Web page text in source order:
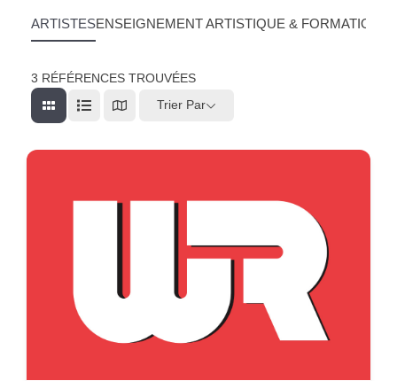
ARTISTESENSEIGNEMENT ARTISTIQUE & FORMATION
3 RÉFÉRENCES TROUVÉES
Trier Par